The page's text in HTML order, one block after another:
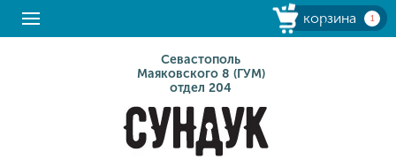
корзина 1
Севастополь
Маяковского 8 (ГУМ)
отдел 204